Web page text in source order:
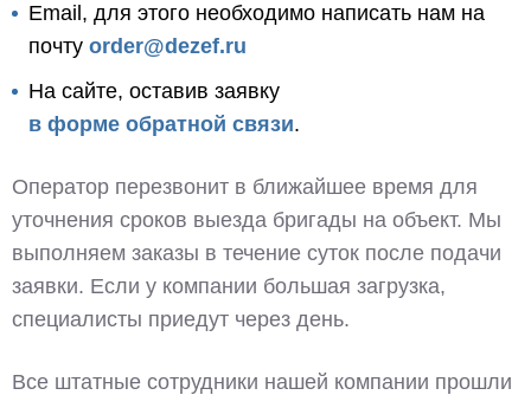
Email, для этого необходимо написать нам на
почту order@dezef.ru
На сайте, оставив заявку
в форме обратной связи.
Оператор перезвонит в ближайшее время для
уточнения сроков выезда бригады на объект. Мы
выполняем заказы в течение суток после подачи
заявки. Если у компании большая загрузка,
специалисты приедут через день.
Все штатные сотрудники нашей компании прошли